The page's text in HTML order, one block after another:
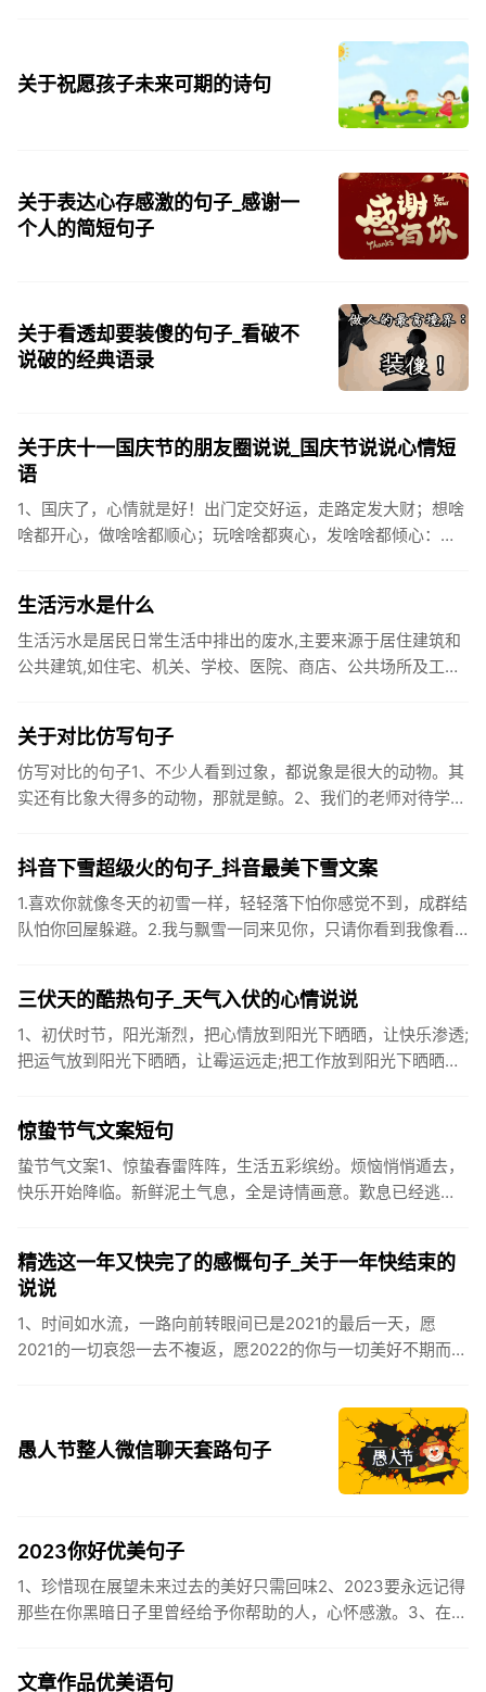
关于祝愿孩子未来可期的诗句
关于表达心存感激的句子_感谢一
个人的简短句子
关于看透却要装傻的句子_看破不
说破的经典语录
关于庆十一国庆节的朋友圈说说_国庆节说说心情短
语
1、国庆了，心情就是好！出门定交好运，走路定发大财；想啥
啥都开心，做啥啥都顺心；玩啥啥都爽心，发啥啥都倾心：祝
生活污水是什么
生活污水是居民日常生活中排出的废水,主要来源于居住建筑和
公共建筑,如住宅、机关、学校、医院、商店、公共场所及工业
关于对比仿写句子
仿写对比的句子1、不少人看到过象，都说象是很大的动物。其
实还有比象大得多的动物，那就是鲸。2、我们的老师对待学生
抖音下雪超级火的句子_抖音最美下雪文案
1.喜欢你就像冬天的初雪一样，轻轻落下怕你感觉不到，成群结
队怕你回屋躲避。2.我与飘雪一同来见你，只请你看到我像看
三伏天的酷热句子_天气入伏的心情说说
1、初伏时节，阳光渐烈，把心情放到阳光下晒晒，让快乐渗透;
把运气放到阳光下晒晒，让霉运远走;把工作放到阳光下晒晒，
惊蛰节气文案短句
蛰节气文案1、惊蛰春雷阵阵，生活五彩缤纷。烦恼悄悄遁去，
快乐开始降临。新鲜泥土气息，全是诗情画意。歎息已经逃
精选这一年又快完了的感慨句子_关于一年快结束的
说说
1、时间如水流，一路向前转眼间已是2021的最后一天，愿
2021的一切哀怨一去不複返，愿2022的你与一切美好不期而
愚人节整人微信聊天套路句子
2023你好优美句子
1、珍惜现在展望未来过去的美好只需回味2、2023要永远记得
那些在你黑暗日子里曾经给予你帮助的人，心怀感激。3、在苦
文章作品优美语句